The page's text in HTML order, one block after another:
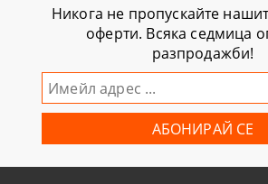
Никога не пропускайте
оферти. Всяка седмица
разпродажби!